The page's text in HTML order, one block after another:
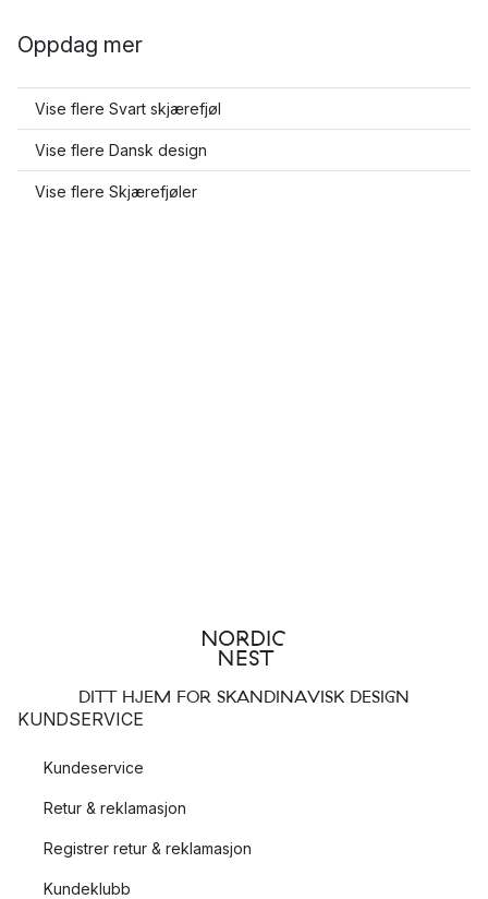
Oppdag mer
Vise flere Svart skjærefjøl
Vise flere Dansk design
Vise flere Skjærefjøler
DITT HJEM FOR SKANDINAVISK DESIGN
KUNDSERVICE
Kundeservice
Retur & reklamasjon
Registrer retur & reklamasjon
Kundeklubb